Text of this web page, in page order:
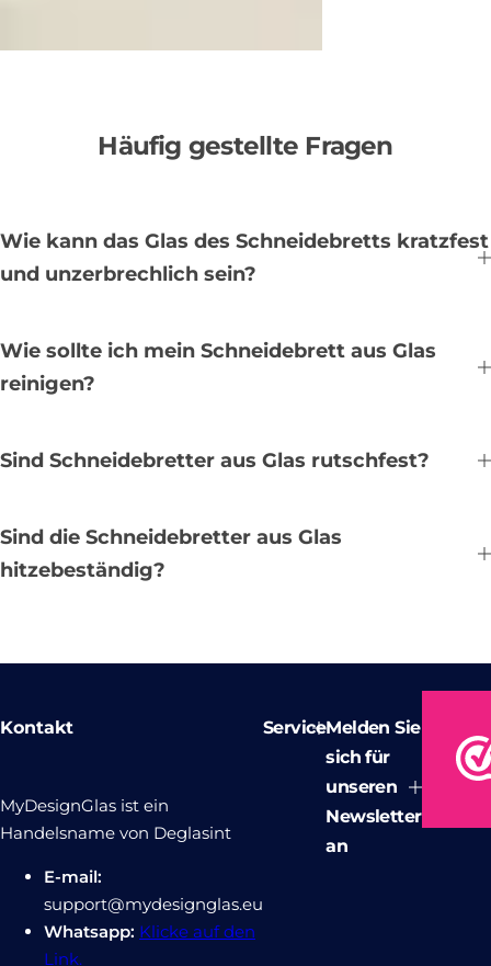
Häufig gestellte Fragen
Wie kann das Glas des Schneidebretts kratzfest
und unzerbrechlich sein?
Wie sollte ich mein Schneidebrett aus Glas
reinigen?
Sind Schneidebretter aus Glas rutschfest?
Sind die Schneidebretter aus Glas
hitzebeständig?
Kontakt
MyDesignGlas ist ein
Handelsname von Deglasint
E-mail:
support@mydesignglas.eu
Whatsapp: Klicke auf den
Link.
ServiceMelden Sie
sich für
unseren
Newsletter
an